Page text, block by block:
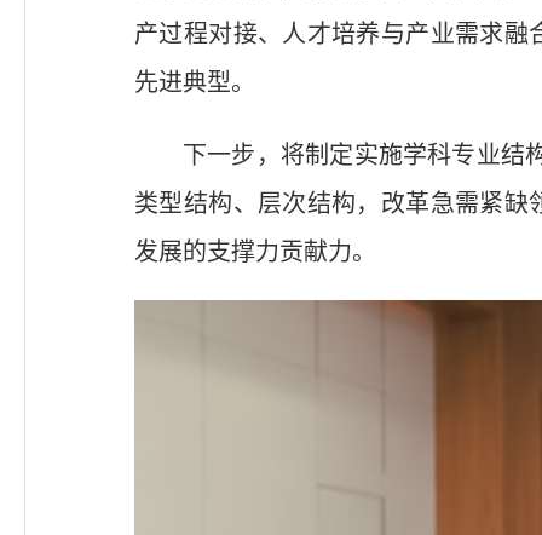
产过程对接、人才培养与产业需求
先进典型。
下一步，将制定实施学科专业结
类型结构、层次结构，改革急需紧
发展的支撑力贡献力。